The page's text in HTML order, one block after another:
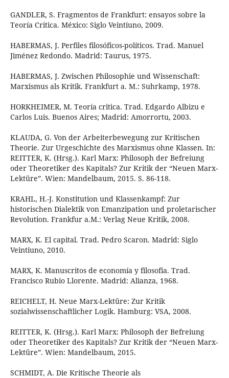
GANDLER, S. Fragmentos de Frankfurt: ensayos sobre la
Teoría Critica. México: Siglo Veintiuno, 2009.
HABERMAS, J. Perfiles filosóficos-políticos. Trad. Manuel
Jiménez Redondo. Madrid: Taurus, 1975.
HABERMAS, J. Zwischen Philosophie und Wissenschaft:
Marxismus als Kritik. Frankfurt a. M.: Suhrkamp, 1978.
HORKHEIMER, M. Teoría critica. Trad. Edgardo Albizu e
Carlos Luis. Buenos Aires; Madrid: Amorrortu, 2003.
KLAUDA, G. Von der Arbeiterbewegung zur Kritischen
Theorie. Zur Urgeschichte des Marxismus ohne Klassen. In:
REITTER, K. (Hrsg.). Karl Marx: Philosoph der Befreiung
oder Theoretiker des Kapitals? Zur Kritik der “Neuen Marx-
Lektüre”. Wien: Mandelbaum, 2015. S. 86-118.
KRAHL, H.-J. Konstitution und Klassenkampf: Zur
historischen Dialektik von Emanzipation und proletarischer
Revolution. Frankfur a.M.: Verlag Neue Kritik, 2008.
MARX, K. El capital. Trad. Pedro Scaron. Madrid: Siglo
Veintiuno, 2010.
MARX, K. Manuscritos de economía y filosofia. Trad.
Francisco Rubio Llorente. Madrid: Alianza, 1968.
REICHELT, H. Neue Marx-Lektüre: Zur Kritik
sozialwissenschaftlicher Logik. Hamburg: VSA, 2008.
REITTER, K. (Hrsg.). Karl Marx: Philosoph der Befreiung
oder Theoretiker des Kapitals? Zur Kritik der “Neuen Marx-
Lektüre”. Wien: Mandelbaum, 2015.
SCHMIDT, A. Die Kritische Theorie als